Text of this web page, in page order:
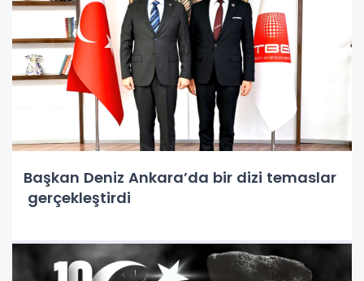
Başkan Deniz Ankara’da bir dizi temaslar
gerçekleştirdi